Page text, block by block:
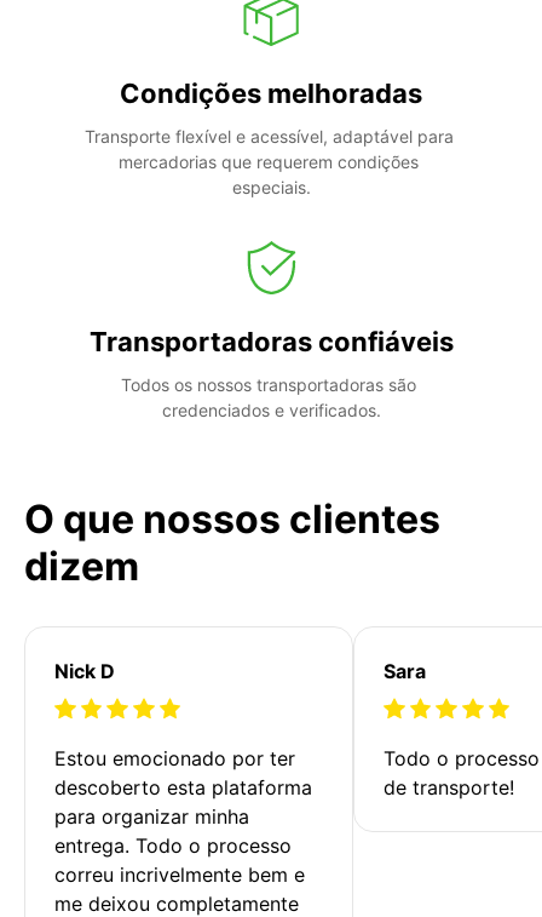
Condições melhoradas
Transporte flexível e acessível, adaptável para
mercadorias que requerem condições
especiais.
Transportadoras confiáveis
Todos os nossos transportadoras são
credenciados e verificados.
O que nossos clientes
dizem
Nick D
Estou emocionado por ter
descoberto esta plataforma
para organizar minha
entrega. Todo o processo
correu incrivelmente bem e
me deixou completamente
Sara
Todo o
de transporte!